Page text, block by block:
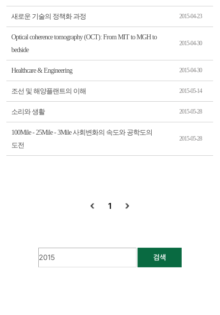
새로운 기술의 정책화 과정 2015-04-23
Optical coherence tomography (OCT): From MIT to MGH to
bedside
2015-04-30
Healthcare & Engineering 2015-04-30
조선 및 해양플랜트의 이해 2015-05-14
소리와 생활 2015-05-28
100Mile - 25Mile - 3Mile 사회변화의 속도와 공학도의
도전
2015-05-28
1
검색